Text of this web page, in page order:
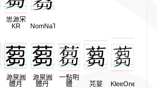
思源宋
KR
NomNaTong
源泉圓
體月
源泉圓
體丹
一點明
體
芫荽 KleeOne